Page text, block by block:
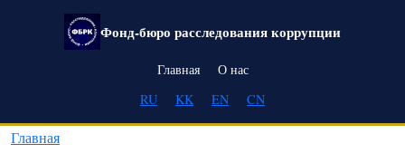
Перейти к основному содержанию
Фонд-бюро расследования коррупции
Main navigation
Главная
О нас
RU
KK EN CN
Главная